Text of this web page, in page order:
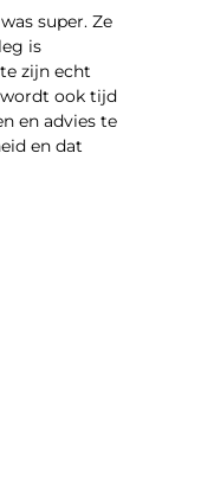
super. Ze
is
zijn echt
ook tijd
en advies te
en dat